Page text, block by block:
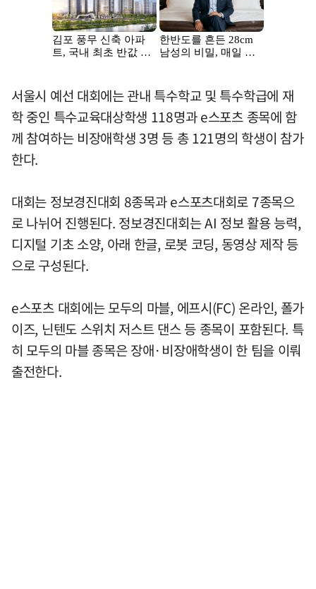
서울시 예선 대회에는 관내 특수학교 및 특수학급에 재
학 중인 특수교육대상학생 118명과 e스포츠 종목에 함
께 참여하는 비장애학생 3명 등 총 121명의 학생이 참가
한다.
대회는 정보경진대회 8종목과 e스포츠대회로 7종목으
로 나뉘어 진행된다. 정보경진대회는 AI 정보 활용 능력,
디지털 기초 소양, 아래 한글, 로봇 코딩, 동영상 제작 등
으로 구성된다.
e스포츠 대회에는 모두의 마블, 에프시(FC) 온라인, 폴가
이즈, 닌텐도 스위치 저스트 댄스 등 종목이 포함된다. 특
히 모두의 마블 종목은 장애·비장애학생이 한 팀을 이뤄
출전한다.